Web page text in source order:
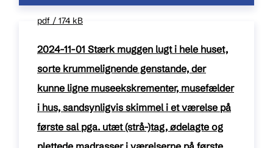
pdf / 174 kB
2024-11-01 Stærk muggen lugt i hele huset,
sorte krummelignende genstande, der
kunne ligne museekskrementer, musefælder
i hus, sandsynligvis skimmel i et værelse på
første sal pga. utæt (strå-)tag, ødelagte og